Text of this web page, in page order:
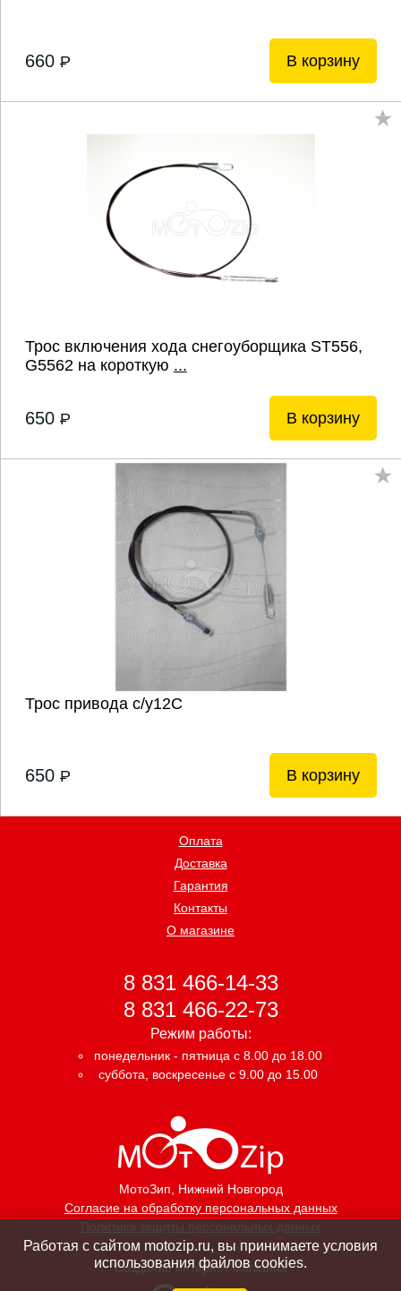
660 P В корзину
Трос включения хода снегоуборщика ST556,
G5562 на короткую ...
650 P В корзину
Трос привода с/у12С
650 P В корзину
МотоЗип, Нижний Новгород
Согласие на обработку персональных данных
Политика защиты персональных данных
Оплата
Доставка
Гарантия
Контакты
О магазине
8 831 466-14-33
8 831 466-22-73
Режим работы:
понедельник - пятница с 8.00 до 18.00
суббота, воскресенье с 9.00 до 15.00
Создание интернет магазина
Работая с сайтом motozip.ru, вы принимаете условия
использования файлов cookies.